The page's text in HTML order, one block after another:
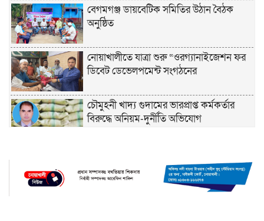
বেগমগঞ্জ ডায়বেটিক সমিতির উঠান বৈঠক
অনুষ্ঠিত
নোয়াখালীতে যাত্রা শুরু “ওরগ্যানাইজেশন ফর
ডিবেট ডেভেলপমেন্ট সংগঠনের
চৌমুহনী খাদ্য গুদামের ভারপ্রাপ্ত কর্মকর্তার
বিরুদ্ধে অনিয়ম-দুর্নীতি অভিযোগ
বনভোজন অনুষ্ঠিত